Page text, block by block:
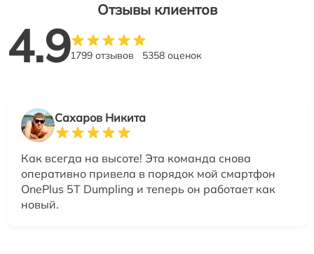
Отзывы клиентов
4.91799 отзывов 5358 оценок
Сахаров Никита
Как всегда на высоте! Эта команда снова
оперативно привела в порядок мой смартфон
OnePlus 5T Dumpling и теперь он работает как
новый.